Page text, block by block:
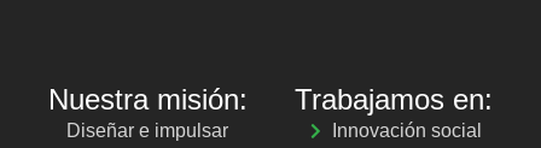
Nuestra misión:
Diseñar e impulsar
Trabajamos en:
Innovación social